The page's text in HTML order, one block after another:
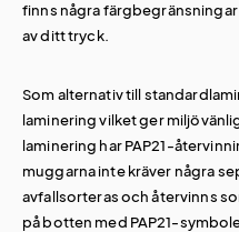
finns några
av ditt tryck.
Som alternativ till
laminering vilket ger
laminering har PAP21-
muggarna inte kräver några
avfallsorteras och återvinns
på botten med PAP21-